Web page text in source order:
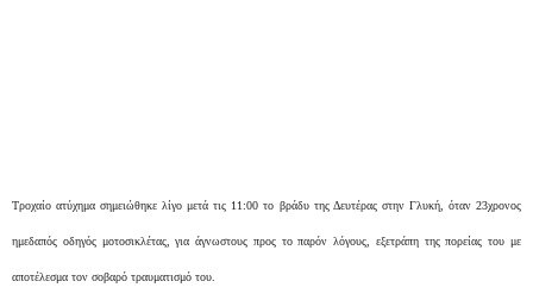
Τροχαίο ατύχημα σημειώθηκε λίγο μετά τις 11:00 το βράδυ της Δευτέρας στην Γλυκή, όταν 23χρονος
ημεδαπός οδηγός μοτοσικλέτας, για άγνωστους προς το παρόν λόγους, εξετράπη της πορείας του με
αποτέλεσμα τον σοβαρό τραυματισμό του.